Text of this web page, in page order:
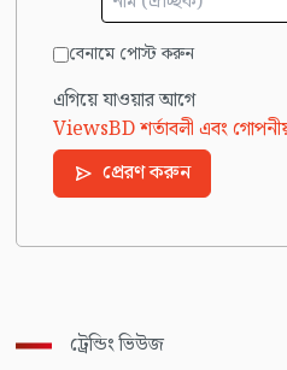
বেনামে পোস্ট করুন
এগিয়ে যাওয়ার আগে
ViewsBD শর্তাবলী এবং
প্রেরণ করুন
ট্রেন্ডিং ভিউজ